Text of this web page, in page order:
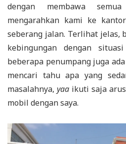
dengan membawa
mengarahkan kami ke
seberang jalan. Terlihat jelas,
kebingungan dengan
beberapa penumpang juga
mencari tahu apa yang
masalahnya, yaa ikuti saja
mobil dengan saya.